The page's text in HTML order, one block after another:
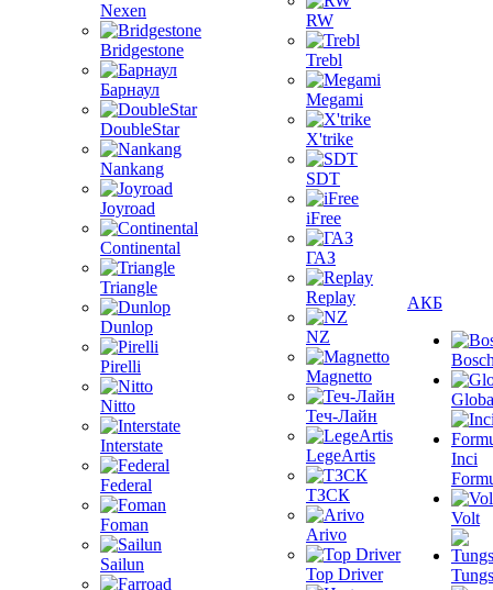
Nexen
Bridgestone
Барнаул
DoubleStar
Nankang
Joyroad
Continental
Triangle
Dunlop
Pirelli
Nitto
Interstate
Federal
Foman
Sailun
RW
Trebl
Megami
X'trike
SDT
iFree
ГАЗ
Replay
NZ
Magnetto
Теч-Лайн
LegeArtis
ТЗСК
Arivo
Top Driver
АКБ
Inci
Volt